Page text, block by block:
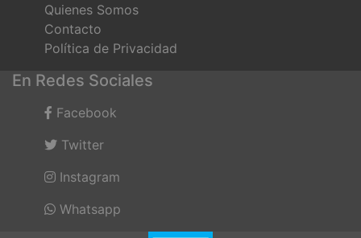
Quienes Somos
Contacto
Política de Privacidad
En Redes Sociales
Facebook
Twitter
Instagram
Whatsapp